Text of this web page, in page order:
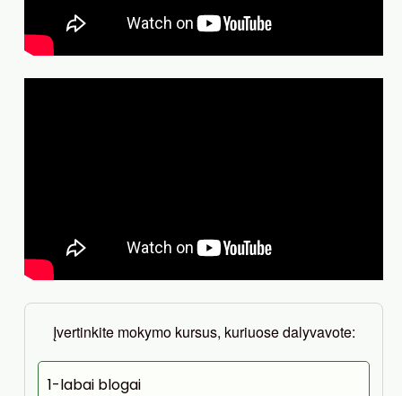
Įvertinkite mokymo kursus, kuriuose dalyvavote:
1-labai blogai